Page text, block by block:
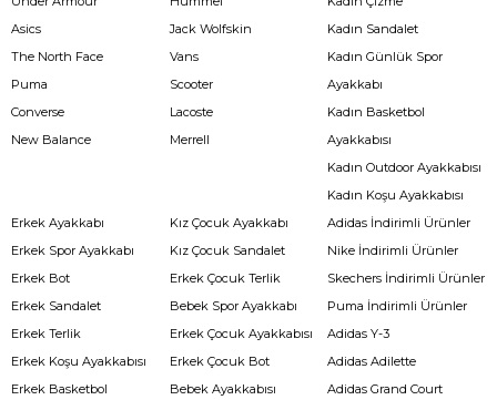
Asics
The North Face
Puma
Converse
New Balance
Jack Wolfskin
Vans
Scooter
Lacoste
Merrell
Kadın Sandalet
Kadın Günlük Spor
Ayakkabı
Kadın Basketbol
Ayakkabısı
Kadın Outdoor Ayakkabısı
Kadın Koşu Ayakkabısı
Erkek Ayakkabı
Erkek Spor Ayakkabı
Erkek Bot
Erkek Sandalet
Erkek Terlik
Erkek Koşu Ayakkabısı
Erkek Basketbol
Kız Çocuk Ayakkabı
Kız Çocuk Sandalet
Erkek Çocuk Terlik
Bebek Spor Ayakkabı
Erkek Çocuk Ayakkabısı
Erkek Çocuk Bot
Bebek Ayakkabısı
Adidas İndirimli Ürünler
Nike İndirimli Ürünler
Skechers İndirimli Ürünler
Puma İndirimli Ürünler
Adidas Y-3
Adidas Adilette
Adidas Grand Court